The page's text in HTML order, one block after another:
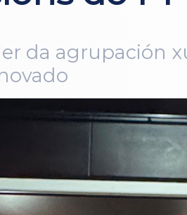
da agrupación